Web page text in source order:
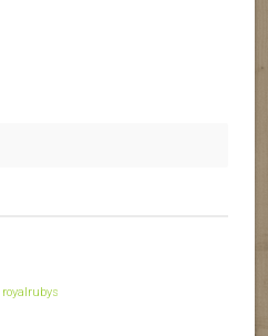
royalrubys